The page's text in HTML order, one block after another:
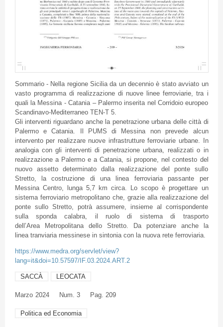
Sommario - Nella regione Sicilia da un decennio è stato avviato un
vasto programma di realizzazione di nuove linee ferroviarie, tra i
quali la Messina - Catania – Palermo inserita nel Corridoio europeo
Scandinavo-Mediterraneo TEN-T 5.
Gli interventi riguardano anche la penetrazione urbana delle città di
Palermo e Catania. Il PUMS di Messina non prevede alcun
intervento per realizzare nuove infrastrutture ferroviarie urbane. In
analogia con gli interventi di penetrazione urbana, realizzati o in
realizzazione a Palermo e a Catania, si propone, nel contesto del
nuovo assetto determinato dalla realizzazione del ponte sullo
Stretto, la costruzione di una linea ferroviaria passante per
Messina Centro, lunga 5,7 km circa. Lo scopo è progettare un
sistema ferroviario metropolitano che, grazie alla realizzazione del
ponte sullo Stretto, potrà assumere, insieme al corrispondente
sulla sponda calabra, il ruolo di sistema di trasporto
dell’Area Metropolitana dello Stretto. Da potenziare anche la
linea tranviaria messinese in sintonia con la nuova rete ferroviaria.
https://www.medra.org/servlet/view?
lang=it&doi=10.57597/IF.03.2024.ART.2
SACCÀ LEOCATA
Marzo 2024 Num. 3 Pag. 209
Politica ed Economia